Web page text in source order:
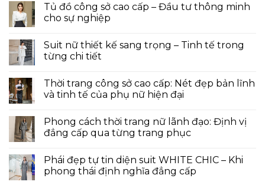
Tủ đồ công sở cao cấp – Đầu tư thông minh
cho sự nghiệp
Suit nữ thiết kế sang trọng – Tinh tế trong
từng chi tiết
Thời trang công sở cao cấp: Nét đẹp bản lĩnh
và tinh tế của phụ nữ hiện đại
Phong cách thời trang nữ lãnh đạo: Định vị
đẳng cấp qua từng trang phục
Phái đẹp tự tin diện suit WHITE CHIC – Khi
phong thái định nghĩa đẳng cấp